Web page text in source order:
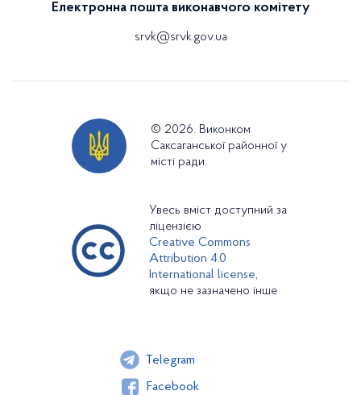
Електронна пошта виконавчого комітету
srvk@srvk.gov.ua
© 2026. Виконком
Саксаганської районної у
місті ради.
Увесь вміст доступний за
ліцензією
Creative Commons
Attribution 4.0
International license,
якщо не зазначено інше
Telegram
Facebook